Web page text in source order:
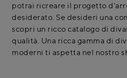
potrai ricreare il progetto
desiderato. Se desideri una
scopri un ricco catalogo di
qualità. Una ricca gamma di
moderni ti aspetta nel nostro